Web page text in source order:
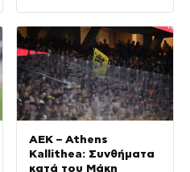
ΑΕΚ – Athens
Kallithea: Συνθήματα
κατά του Μάκη